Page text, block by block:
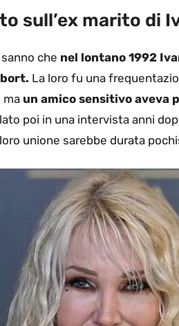
sull’ex marito di
che nel lontano 1992
La loro fu una
ma un amico sensitivo aveva
poi in una intervista anni
unione sarebbe durata